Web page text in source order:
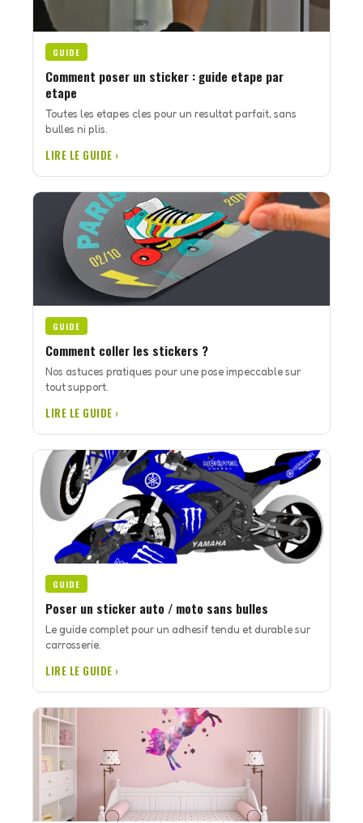
GUIDE
Comment poser un sticker : guide etape par
etape
Toutes les etapes cles pour un resultat parfait, sans
bulles ni plis.
LIRE LE GUIDE ›
GUIDE
Comment coller les stickers ?
Nos astuces pratiques pour une pose impeccable sur
tout support.
LIRE LE GUIDE ›
GUIDE
Poser un sticker auto / moto sans bulles
Le guide complet pour un adhesif tendu et durable sur
carrosserie.
LIRE LE GUIDE ›